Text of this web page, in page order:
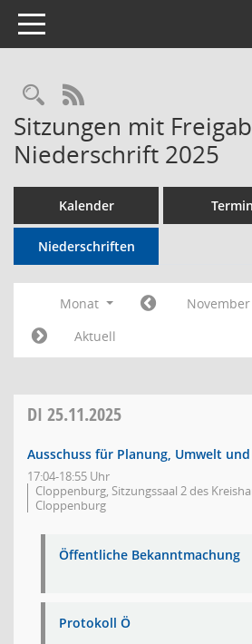
Toggle navigation
Rechercheauswahl
RSS-Feed
Sitzungen mit
Niederschrift 2025
Kalender
Niederschriften
Monat November
Aktuell
DI 25.11.2025
Ausschuss für Planung, Umwelt
17:04-18:55 Uhr
Cloppenburg, Sitzungssaal 2 des
Cloppenburg
Öffentliche Bekanntmachung
Protokoll Ö